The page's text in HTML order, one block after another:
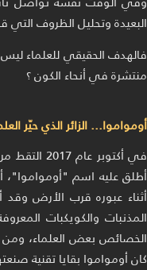
البعيدة وتحليل الظروف
فالهدف الحقيقي للعلماء
منتشرة في أنحاء الكون ؟
أومواموا... الزائر الذي حيّر
في
أطلق عليه اسم
أثناء عبوره قرب الأرض
المذنبات والكويكبات
الخصائص بعض العلماء، ومن
كان أومواموا بقايا تقنية